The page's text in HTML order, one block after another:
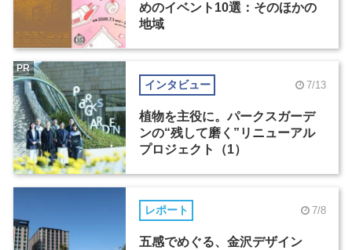
めのイベント10選：そのほかの
地域
インタビュー 7/13
植物を主役に。パークスガーデ
ンの“残して磨く”リニューアル
プロジェクト（1）
PR
レポート 7/8
五感でめぐる、金沢デザイン